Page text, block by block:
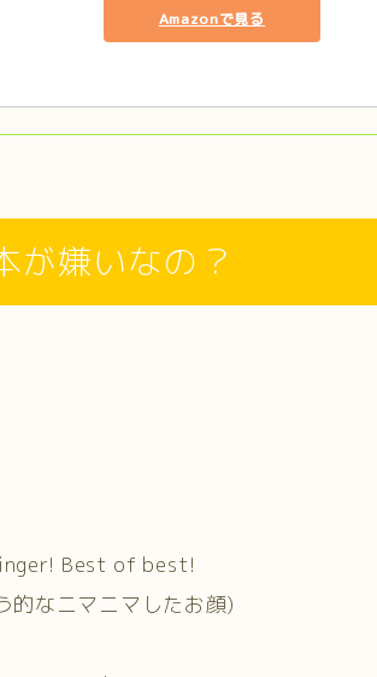
Amazonで見る
が嫌いなの？
Best of best!
的なニマニマしたお顔)